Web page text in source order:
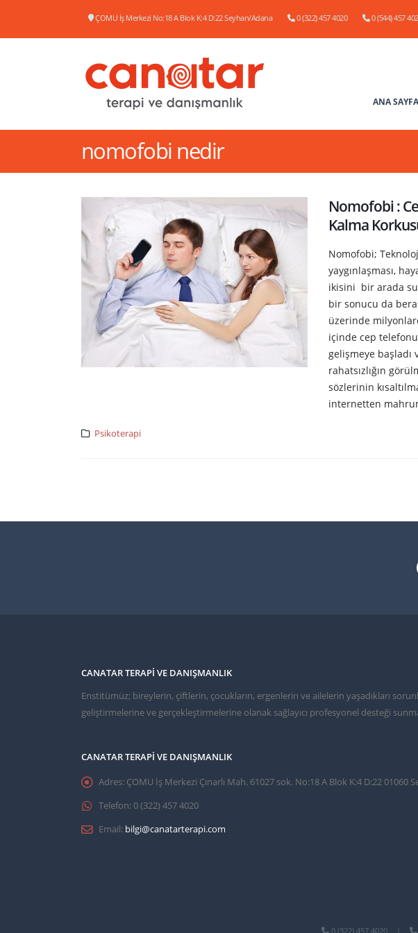
ÇOMU İş Merkezi No:18 A Blok K:4 D:22 Seyhan/Adana 0 (322) 457 4020 0 (544) 457
ANA SAYFA
nomofobi nedir
Nomofobi :
Kalma
Nomofobi;
yaygınlaşması,
ikisini bir arada
bir sonucu da
üzerinde
içinde cep
gelişmeye başladı
rahatsızlığın
sözlerinin
internetten
Psikoterapi
CANATAR TERAPI VE DANIŞMANLIK
Enstitümüz; bireylerin, çiftlerin, çocukların, ergenlerin ve ailelerin yaşadıkları
geliştirmelerine ve gerçekleştirmelerine olanak sağlayıcı profesyonel desteği
CANATAR TERAPI VE DANIŞMANLIK
Adres: ÇOMU İş Merkezi Çınarlı Mah. 61027 sok. No:18 A Blok K:4 D:22 01060
Telefon:0 (322) 457 4020
Email: bilgi@canatarterapi.com
0 (322) 457 4020